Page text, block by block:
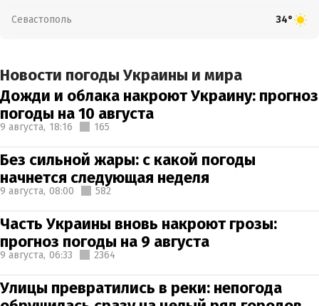
Севастополь 34°
Новости погоды Украины и мира
Дожди и облака накроют Украину: прогноз
погоды на 10 августа
9 августа, 18:16 165
Без сильной жары: с какой погоды
начнется следующая неделя
9 августа, 08:00 582
Часть Украины вновь накроют грозы:
прогноз погоды на 9 августа
9 августа, 06:33 2364
Улицы превратились в реки: непогода